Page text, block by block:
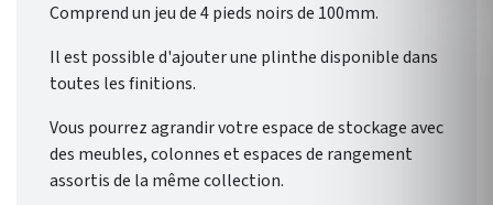
Comprend un jeu de 4 pieds noirs de 100mm.
Il est possible d'ajouter une plinthe disponible dans
toutes les finitions.
Vous pourrez agrandir votre espace de stockage avec
des meubles, colonnes et espaces de rangement
assortis de la même collection.